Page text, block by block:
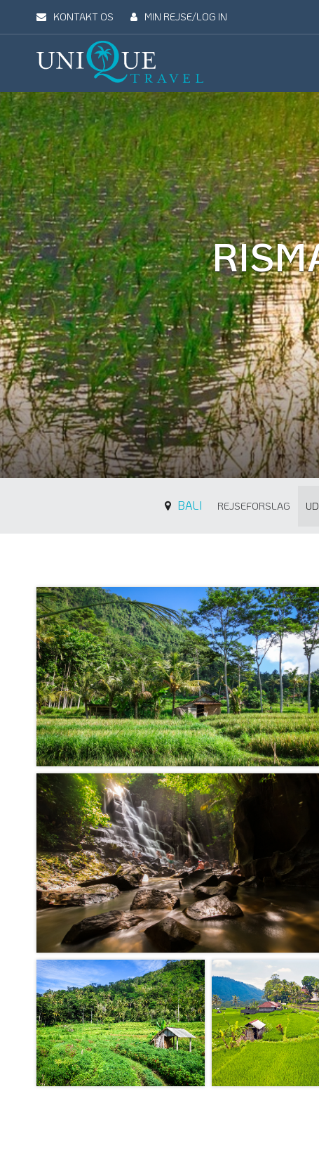
KONTAKT OS MIN REJSE/LOG IN
Travel
REJSEMÅL REJSETYPER UDFLUGTER
BALI REJSEFORSLAG